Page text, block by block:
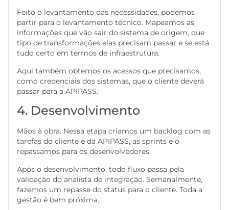
Feito o levantamento das necessidades, podemos
partir para o levantamento técnico. Mapeamos as
informações que vão sair do sistema de origem, que
tipo de transformações elas precisam passar e se está
tudo certo em termos de infraestrutura.
Aqui também obtemos os acessos que precisamos,
como credenciais dos sistemas, que o cliente deverá
passar para a APIPASS.
4. Desenvolvimento
Mãos à obra. Nessa etapa criamos um backlog com as
tarefas do cliente e da APIPASS, as sprints e o
repassamos para os desenvolvedores.
Após o desenvolvimento, todo fluxo passa pela
validação do analista de integração. Semanalmente,
fazemos um repasse do status para o cliente. Toda a
gestão é bem próxima.